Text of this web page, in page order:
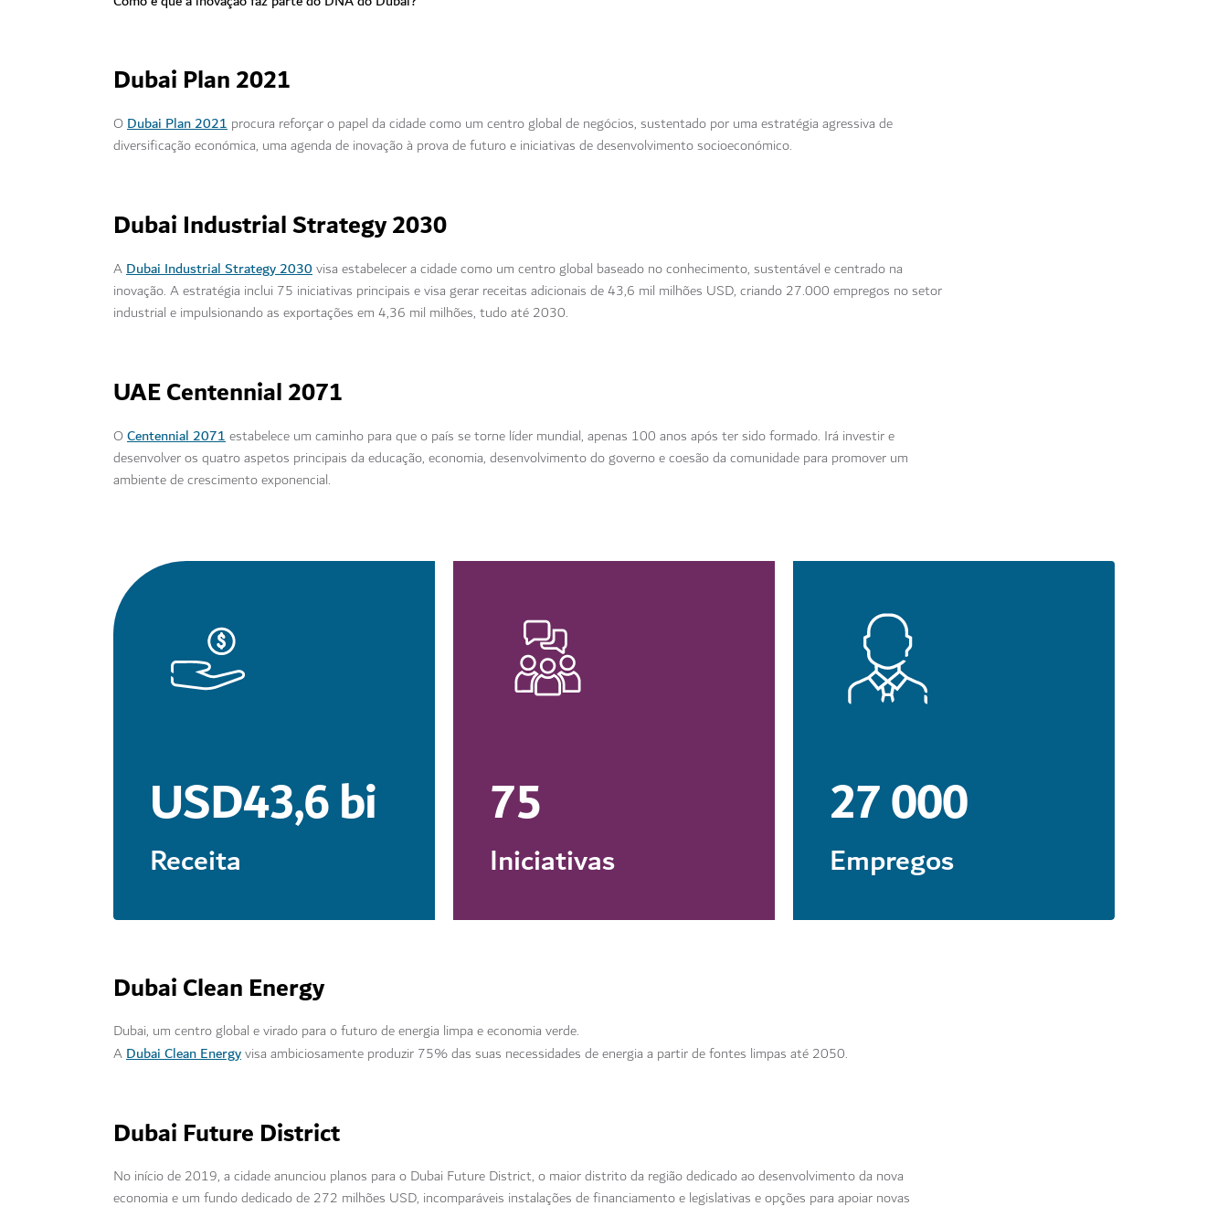
Dubai Plan 2021
ODubai Plan 2021 procura reforçar o papel da cidade como um centro global de negócios, sustentado por uma estratégia agressiva de
diversificação económica, uma agenda de inovação à prova de futuro e iniciativas de desenvolvimento socioeconómico.
Dubai Industrial Strategy 2030
ADubai Industrial Strategy 2030visa estabelecer a cidade como um centro global baseado no conhecimento, sustentável e centrado na
inovação. A estratégia inclui 75 iniciativas principais e visa gerar receitas adicionais de 43,6 mil milhões USD, criando 27.000 empregos no setor
industrial e impulsionando as exportações em 4,36 mil milhões, tudo até 2030.
UAE Centennial 2071
OCentennial 2071estabelece um caminho para que o país se torne líder mundial, apenas 100 anos após ter sido formado. Irá investir e
desenvolver os quatro aspetos principais da educação, economia, desenvolvimento do governo e coesão da comunidade para promover um
ambiente de crescimento exponencial.
USD43,6 bi
Receita
75
Iniciativas
27 000
Empregos
Dubai Clean Energy
Dubai, um centro global e virado para o futuro de energia limpa e economia verde.
ADubai Clean Energyvisa ambiciosamente produzir 75% das suas necessidades de energia a partir de fontes limpas até 2050.
Dubai Future District
No início de 2019, a cidade anunciou planos para o Dubai Future District, o maior distrito da região dedicado ao desenvolvimento da nova
economia e um fundo dedicado de 272 milhões USD, incomparáveis instalações de financiamento e legislativas e opções para apoiar novas